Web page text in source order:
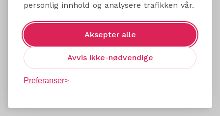
personlig innhold og analysere trafikken vår.
Aksepter alle
Avvis ikke-nødvendige
Preferanser